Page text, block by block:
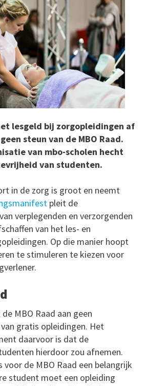
lesgeld bij zorgopleidingen af
steun van de MBO Raad.
van mbo-scholen hecht
van studenten.
in de zorg is groot en neemt
pleit de
verplegenden en verzorgenden
van het les- en
Op die manier hoopt
te stimuleren te kiezen voor
MBO Raad aan geen
gratis opleidingen. Het
daarvoor is dat de
hierdoor zou afnemen.
voor de MBO Raad een belangrijk
student moet een opleiding